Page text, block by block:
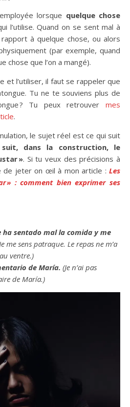
lorsque quelque chose
l’utilise. Quand on se sent mal à
à quelque chose, ou alors
(par exemple, quand
chose que l’on a mangé).
et l’utiliser, il faut se rappeler que
Tu ne te souviens plus de
? Tu peux retrouver mes
.
le sujet réel est ce qui suit
dans la construction, le
». Si tu veux des précisions à
jeter on œil à mon article : Les
» : comment bien exprimer ses
ha sentado mal la comida y me
me sens patraque. Le repas ne m’a
ventre.)
de María. (Je n’ai pas
de María.)